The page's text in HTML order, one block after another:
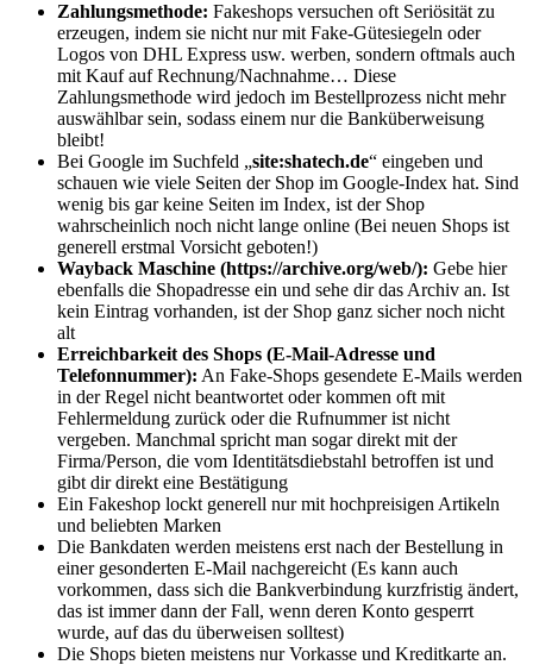
Zahlungsmethode: Fakeshops versuchen oft Seriösität zu
erzeugen, indem sie nicht nur mit Fake-Gütesiegeln oder
Logos von DHL Express usw. werben, sondern oftmals auch
mit Kauf auf Rechnung/Nachnahme… Diese
Zahlungsmethode wird jedoch im Bestellprozess nicht mehr
auswählbar sein, sodass einem nur die Banküberweisung
bleibt!
Bei Google im Suchfeld „site:shatech.de“ eingeben und
schauen wie viele Seiten der Shop im Google-Index hat. Sind
wenig bis gar keine Seiten im Index, ist der Shop
wahrscheinlich noch nicht lange online (Bei neuen Shops ist
generell erstmal Vorsicht geboten!)
Wayback Maschine (https://archive.org/web/): Gebe hier
ebenfalls die Shopadresse ein und sehe dir das Archiv an. Ist
kein Eintrag vorhanden, ist der Shop ganz sicher noch nicht
alt
Erreichbarkeit des Shops (E-Mail-Adresse und
Telefonnummer): An Fake-Shops gesendete E-Mails werden
in der Regel nicht beantwortet oder kommen oft mit
Fehlermeldung zurück oder die Rufnummer ist nicht
vergeben. Manchmal spricht man sogar direkt mit der
Firma/Person, die vom Identitätsdiebstahl betroffen ist und
gibt dir direkt eine Bestätigung
Ein Fakeshop lockt generell nur mit hochpreisigen Artikeln
und beliebten Marken
Die Bankdaten werden meistens erst nach der Bestellung in
einer gesonderten E-Mail nachgereicht (Es kann auch
vorkommen, dass sich die Bankverbindung kurzfristig ändert,
das ist immer dann der Fall, wenn deren Konto gesperrt
wurde, auf das du überweisen solltest)
Die Shops bieten meistens nur Vorkasse und Kreditkarte an.